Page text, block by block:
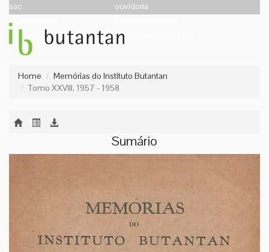
sac
ouvidoria
comunicação
localização
perguntas frequentes
Home
Memórias do Instituto Butantan
Tomo XXVIII, 1957 - 1958
Sumário